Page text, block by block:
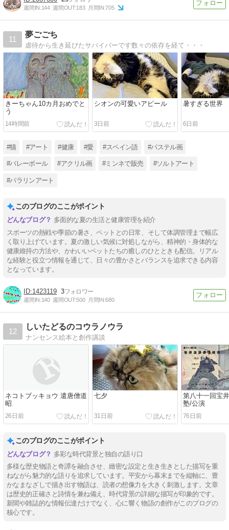
週間IN:144 週間OUT:183 月間IN:705
11
夢ごごち
虐待から生き延びたサバイバーです数々の依存を経て・・・
きーちゃん10カ月おめでと
う
14時間前
シオンの可愛いアピール
3日前
暑すぎる世界
6日前
#猫 #アート #健康 #愛 #スペイン語 #パステル画
#バレーボール #アクリル画 #ミンネで販売 #ソルトアート
#パラリンアート
このブログのここがポイント
多面的な夏の生活と健康管理を紹介
スポーツの熱戦や季節の暑さ、ペットとの日常、そして体調管理まで幅広
く取り上げています。夏の激しい気候に対処しながら、精神的・身体的な
健康維持の方法や、かわいいペットたちの癒しのひとときも配信。リアル
な経験と役立つ情報を通じて、日々の豊かさとバランスを追求できる内容
となっています。
1423119 3
週間IN:140 週間OUT:500 月間IN:680
12
しいたどるのコウラノウラ
ナンセンス絵本と創作講談
ネコトブッキョウ 遣唐僧道
昭
26日前
七夕
31日前
第八十一回宝
塾/公演
76日前
このブログのここがポイント
多彩な時代背景と独自の語り口
多様な歴史物語と奇譚を融合させ、緻密な設定と生き生きとした描写を重
ねながら魅力的な語りを追求しています。平安から幕末までを縦軸に、豊
かなまなざしで描き出す物語は、読者の想像力を大きく刺激します。文章
は歴史的正確さと詩情を兼ね備え、時代背景の詳細な描写が印象的です。
新聞や雑誌的な情報伝達だけでなく、心に響く物語の創作がこのブログの
核心です。